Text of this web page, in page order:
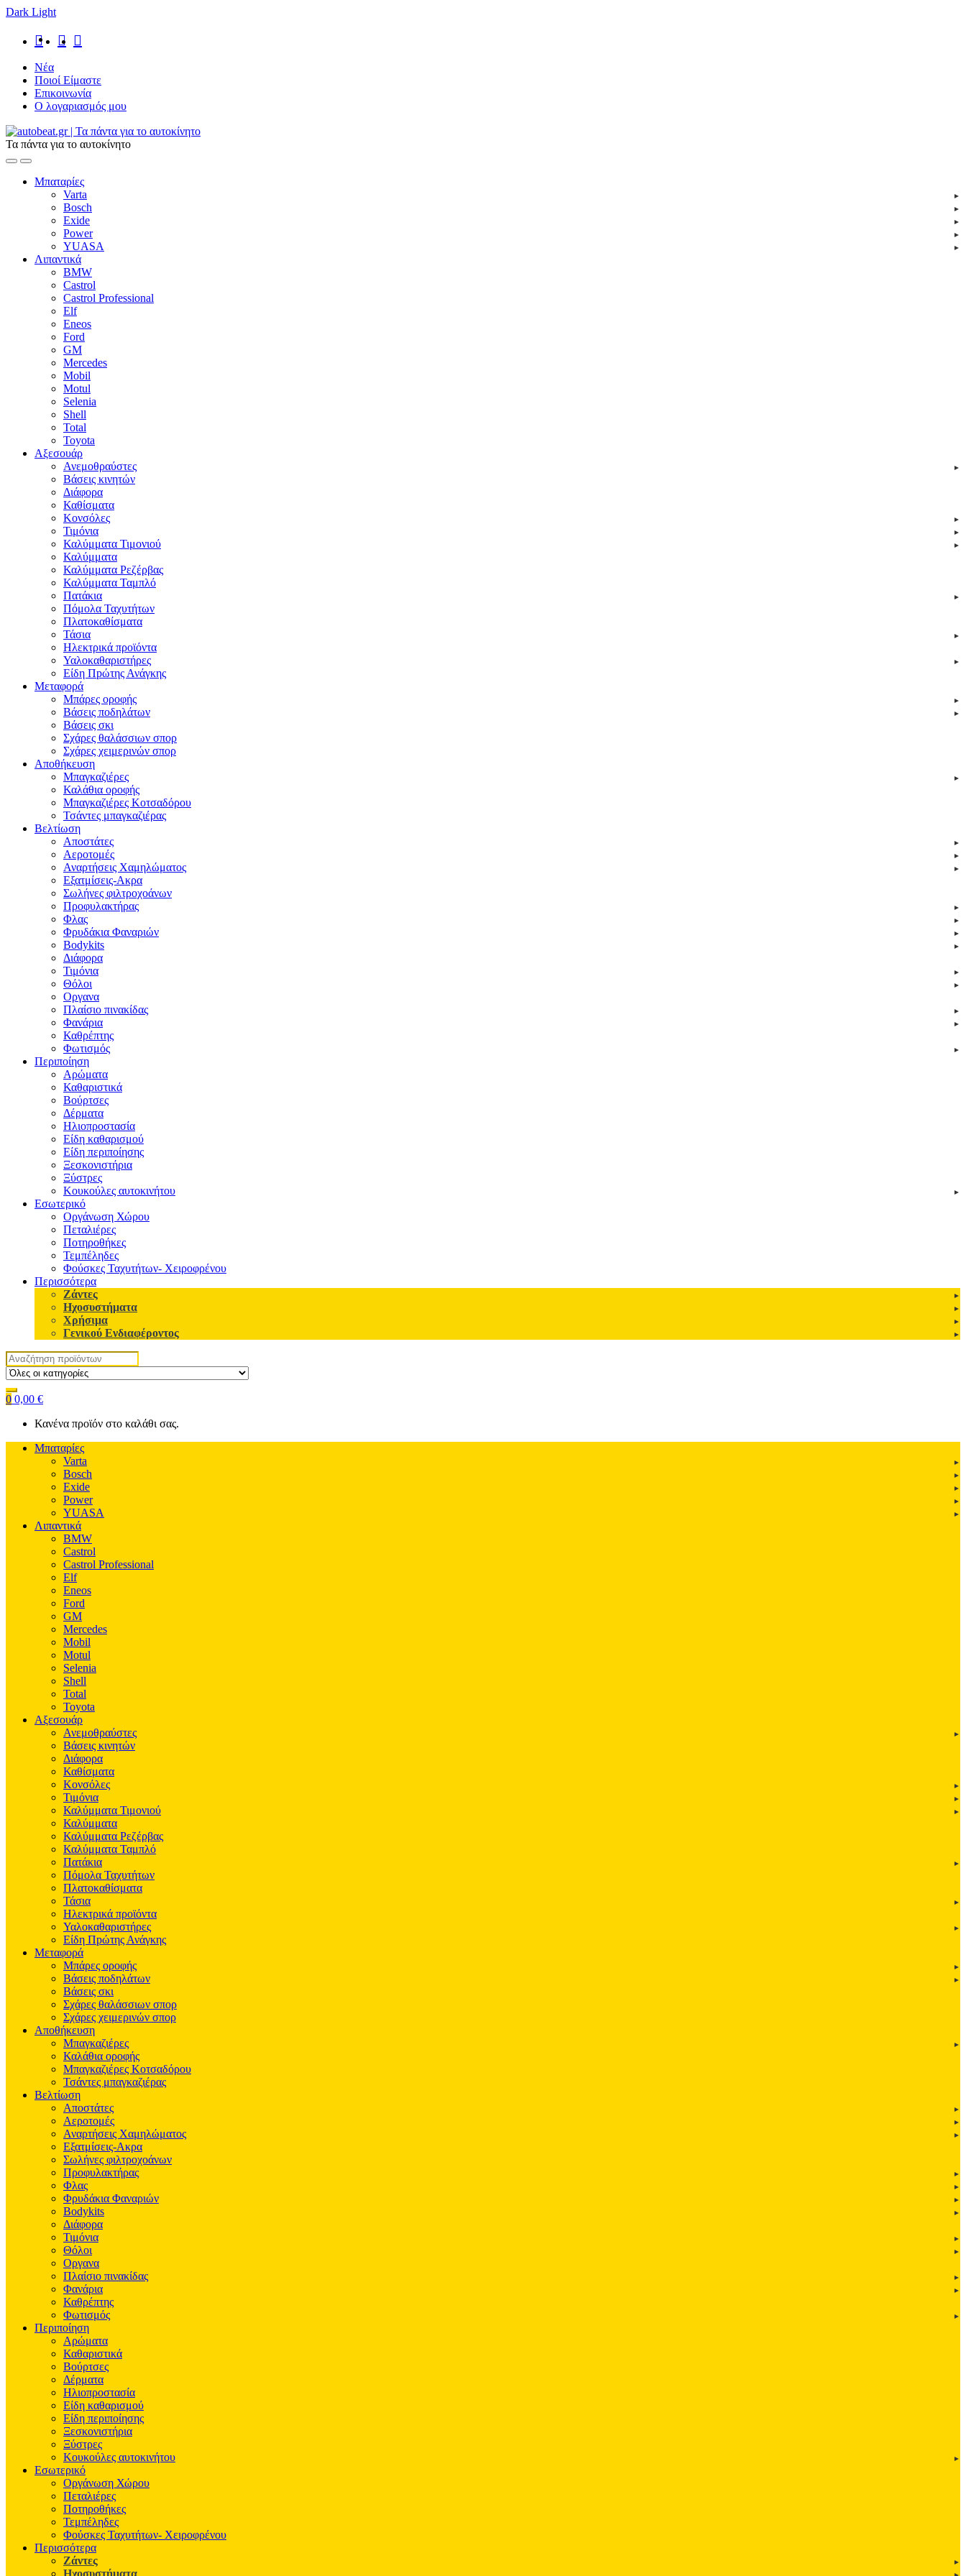
Dark Light
navigation
content
Νέα
Ποιοί Είμαστε
Επικοινωνία
Ο λογαριασμός μου
Τα πάντα για το αυτοκίνητο
OpenClose
Μπαταρίες
Varta
Bosch
Exide
Power
YUASA
Λιπαντικά
BMW
Castrol
Castrol Professional
Elf
Eneos
Ford
GM
Mercedes
Mobil
Motul
Selenia
Shell
Total
Toyota
Αξεσουάρ
Ανεμοθραύστες
Βάσεις κινητών
Διάφορα
Καθίσματα
Κονσόλες
Τιμόνια
Καλύμματα Τιμονιού
Καλύμματα
Καλύμματα Ρεζέρβας
Καλύμματα Ταμπλό
Πατάκια
Πόμολα Ταχυτήτων
Πλατοκαθίσματα
Τάσια
Ηλεκτρικά προϊόντα
Υαλοκαθαριστήρες
Είδη Πpώτης Ανάγκης
Μεταφορά
Μπάρες οροφής
Βάσεις ποδηλάτων
Βάσεις σκι
Σχάρες θαλάσσιων σπορ
Σχάρες χειμερινών σπορ
Αποθήκευση
Μπαγκαζιέρες
Καλάθια οροφής
Μπαγκαζιέρες Κοτσαδόρου
Τσάντες μπαγκαζιέρας
Βελτίωση
Αποστάτες
Αεροτομές
Αναρτήσεις Χαμηλώματος
Εξατμίσεις-Ακρα
Σωλήνες φιλτροχοάνων
Προφυλακτήρας
Φλας
Φρυδάκια Φαναριών
Bodykits
Διάφορα
Τιμόνια
Θόλοι
Οργανα
Πλαίσιο πινακίδας
Φανάρια
Καθρέπτης
Φωτισμός
Περιποίηση
Αρώματα
Καθαριστικά
Βούρτσες
Δέρματα
Ηλιοπροστασία
Είδη καθαρισμού
Είδη περιποίησης
Ξεσκονιστήρια
Ξύστρες
Κουκούλες αυτοκινήτου
Εσωτερικό
Οργάνωση Χώρου
Πεταλιέρες
Ποτηροθήκες
Τεμπέληδες
Φούσκες Ταχυτήτων- Χειροφρένου
Περισσότερα
Ζάντες
Ηχοσυστήματα
Χρήσιμα
Γενικού Ενδιαφέροντος
Search
for:
0 0,00 €
Κανένα προϊόν στο καλάθι σας.
Μπαταρίες
Varta
Bosch
Exide
Power
YUASA
Λιπαντικά
BMW
Castrol
Castrol Professional
Elf
Eneos
Ford
GM
Mercedes
Mobil
Motul
Selenia
Shell
Total
Toyota
Αξεσουάρ
Ανεμοθραύστες
Βάσεις κινητών
Διάφορα
Καθίσματα
Κονσόλες
Τιμόνια
Καλύμματα Τιμονιού
Καλύμματα
Καλύμματα Ρεζέρβας
Καλύμματα Ταμπλό
Πατάκια
Πόμολα Ταχυτήτων
Πλατοκαθίσματα
Τάσια
Ηλεκτρικά προϊόντα
Υαλοκαθαριστήρες
Είδη Πpώτης Ανάγκης
Μεταφορά
Μπάρες οροφής
Βάσεις ποδηλάτων
Βάσεις σκι
Σχάρες θαλάσσιων σπορ
Σχάρες χειμερινών σπορ
Αποθήκευση
Μπαγκαζιέρες
Καλάθια οροφής
Μπαγκαζιέρες Κοτσαδόρου
Τσάντες μπαγκαζιέρας
Βελτίωση
Αποστάτες
Αεροτομές
Αναρτήσεις Χαμηλώματος
Εξατμίσεις-Ακρα
Σωλήνες φιλτροχοάνων
Προφυλακτήρας
Φλας
Φρυδάκια Φαναριών
Bodykits
Διάφορα
Τιμόνια
Θόλοι
Οργανα
Πλαίσιο πινακίδας
Φανάρια
Καθρέπτης
Φωτισμός
Περιποίηση
Αρώματα
Καθαριστικά
Βούρτσες
Δέρματα
Ηλιοπροστασία
Είδη καθαρισμού
Είδη περιποίησης
Ξεσκονιστήρια
Ξύστρες
Κουκούλες αυτοκινήτου
Εσωτερικό
Οργάνωση Χώρου
Πεταλιέρες
Ποτηροθήκες
Τεμπέληδες
Φούσκες Ταχυτήτων- Χειροφρένου
Περισσότερα
Ζάντες